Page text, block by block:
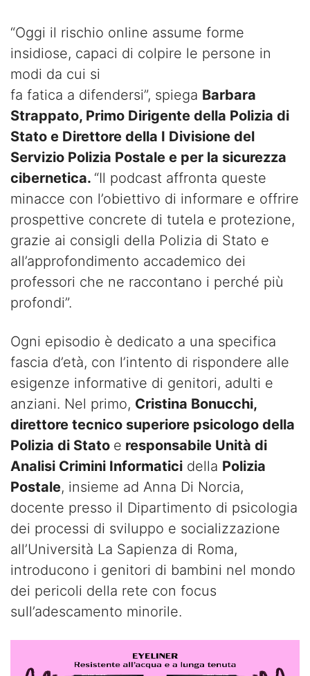
“Oggi il rischio online assume forme
insidiose, capaci di colpire le persone in
modi da cui si
fa fatica a difendersi”, spiega Barbara
Strappato, Primo Dirigente della Polizia di
Stato e Direttore della I Divisione del
Servizio Polizia Postale e per la sicurezza
cibernetica. “Il podcast affronta queste
minacce con l’obiettivo di informare e offrire
prospettive concrete di tutela e protezione,
grazie ai consigli della Polizia di Stato e
all’approfondimento accademico dei
professori che ne raccontano i perché più
profondi”.
Ogni episodio è dedicato a una specifica
fascia d’età, con l’intento di rispondere alle
esigenze informative di genitori, adulti e
anziani. Nel primo, Cristina Bonucchi,
direttore tecnico superiore psicologo della
Polizia di Stato e responsabile Unità di
Analisi Crimini Informatici della Polizia
Postale, insieme ad Anna Di Norcia,
docente presso il Dipartimento di psicologia
dei processi di sviluppo e socializzazione
all’Università La Sapienza di Roma,
introducono i genitori di bambini nel mondo
dei pericoli della rete con focus
sull’adescamento minorile.